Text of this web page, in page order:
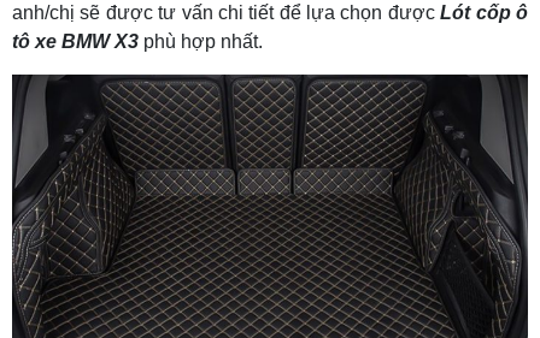
anh/chị sẽ được tư vấn chi tiết để lựa chọn đượcLót cốp ô
tô xe BMW X3 phù hợp nhất.